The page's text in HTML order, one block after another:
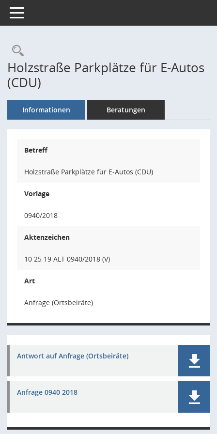
Toggle navigation
Rechercheauswahl
Holzstraße Parkplätze für E-Autos
(CDU)
Informationen Beratungen
Betreff
Holzstraße Parkplätze für E-Autos (CDU)
Vorlage
0940/2018
Aktenzeichen
10 25 19 ALT 0940/2018 (V)
Art
Anfrage (Ortsbeiräte)
Antwort auf Anfrage (Ortsbeiräte)
Anfrage 0940 2018